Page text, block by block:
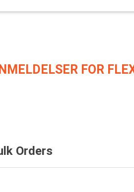
FOR
Orders